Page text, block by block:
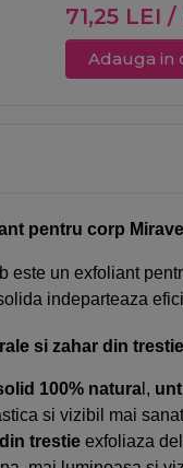
71,25 LEI /
Adauga in
pentru corp
este un exfoliant
indeparteaza
si zahar din trestie
100% natura l,
si vizibil mai
din trestie exfoliaza